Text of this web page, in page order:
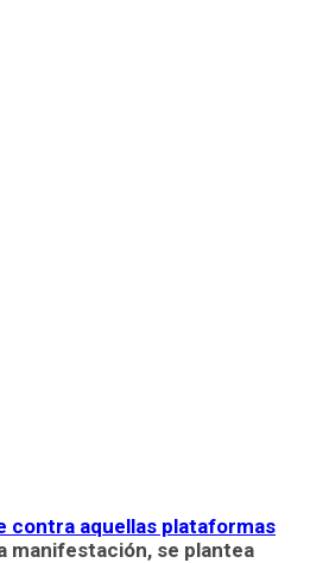
contra aquellas plataformas
manifestación, se plantea